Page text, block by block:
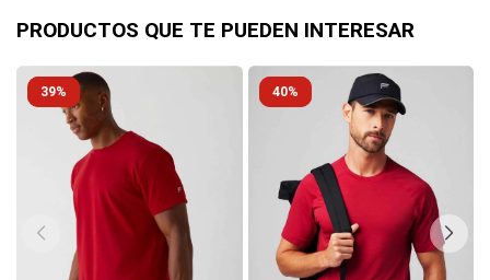
PRODUCTOS QUE TE PUEDEN INTERESAR
39 40